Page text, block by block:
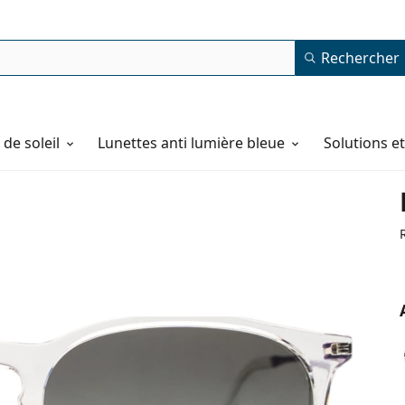
Rechercher
soleil Lunettes anti lumière bleue Solutions